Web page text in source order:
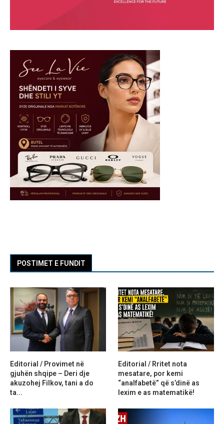
POSTIMET E FUNDIT
Editorial / Provimet në
gjuhën shqipe – Deri dje
akuzohej Filkov, tani a do
ta...
Editorial / Rritet nota
mesatare, por kemi
“analfabetë” që s’dinë as
lexim e as matematikë!